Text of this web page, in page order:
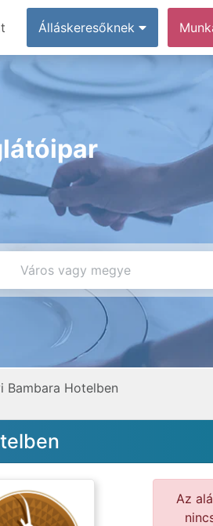
Álláskeresőknek
Bambara Hotelben
Az